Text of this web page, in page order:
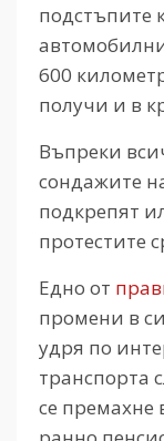
подстъпите
600
получи и в
Въпреки
сондажите
подкрепят
протестите
Едно от
промени в
удря по
транспорта
се премахне